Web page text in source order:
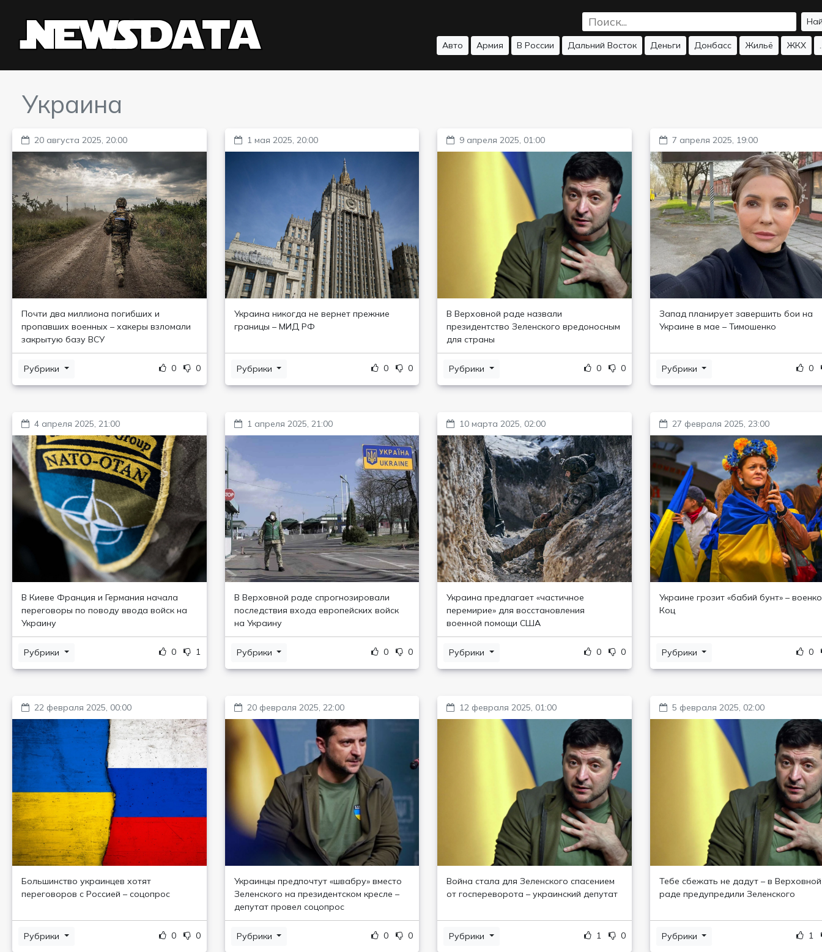
Авто Армия В России Дальний Восток Деньги Донбасс Жильё ЖКХ
Украина
20 августа 2025, 20:00
Почти два миллиона погибших и
пропавших военных – хакеры взломали
закрытую базу ВСУ
Рубрики 0 0
1 мая 2025, 20:00
Украина никогда не вернет прежние
границы – МИД РФ
Рубрики 0 0
9 апреля 2025, 01:00
В Верховной раде назвали
президентство Зеленского вредоносным
для страны
Рубрики 0 0
7 апреля 2025, 19:00
Запад планирует завершить бои на
Украине в мае – Тимошенко
Рубрики 0
4 апреля 2025, 21:00
В Киеве Франция и Германия начала
переговоры по поводу ввода войск на
Украину
Рубрики 0 1
1 апреля 2025, 21:00
В Верховной раде спрогнозировали
последствия входа европейских войск
на Украину
Рубрики 0 0
10 марта 2025, 02:00
Украина предлагает «частичное
перемирие» для восстановления
военной помощи США
Рубрики 0 0
27 февраля 2025, 23:00
Украине грозит «бабий бунт» –
Коц
Рубрики 0
22 февраля 2025, 00:00
Большинство украинцев хотят
переговоров с Россией – соцопрос
Рубрики 0 0
20 февраля 2025, 22:00
Украинцы предпочтут «швабру» вместо
Зеленского на президентском кресле –
депутат провел соцопрос
Рубрики 0 0
12 февраля 2025, 01:00
Война стала для Зеленского спасением
от госпереворота – украинский депутат
Рубрики 1 0
5 февраля 2025, 02:00
Тебе сбежать не дадут – в Верховной
раде предупредили Зеленского
Рубрики 1